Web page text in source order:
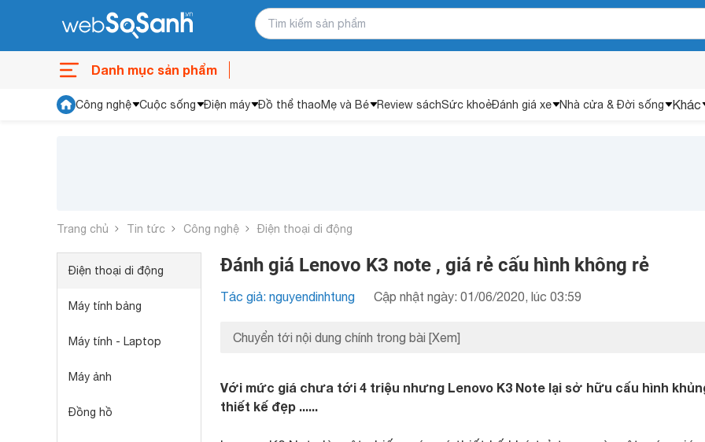
Danh mục sản phẩm
Công nghệ Cuộc sống Điện máy Đồ thể thaoMẹ và Bé Review sáchSức khoẻĐánh giá xe Nhà cửa & Đời sống Khác
Trang chủ Tin tức Công nghệ Điện thoại di động
Điện thoại di động
Máy tính bảng
Máy tính - Laptop
Máy ảnh
Đồng hồ
Đánh giá Lenovo K3 note , giá rẻ cấu hình không rẻ
Tác giả: nguyendinhtung Cập nhật ngày: 01/06/2020, lúc 03:59
Chuyển tới nội dung chính trong bài [Xem]
Với mức giá chưa tới 4 triệu nhưng Lenovo K3 Note lại sở hữu cấu hình
thiết kế đẹp ......